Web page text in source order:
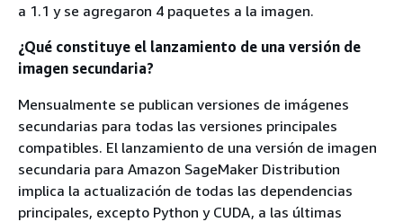
a 1.1 y se agregaron 4 paquetes a la imagen.
¿Qué constituye el lanzamiento de una versión de
imagen secundaria?
Mensualmente se publican versiones de imágenes
secundarias para todas las versiones principales
compatibles. El lanzamiento de una versión de imagen
secundaria para Amazon SageMaker Distribution
implica la actualización de todas las dependencias
principales, excepto Python y CUDA, a las últimas